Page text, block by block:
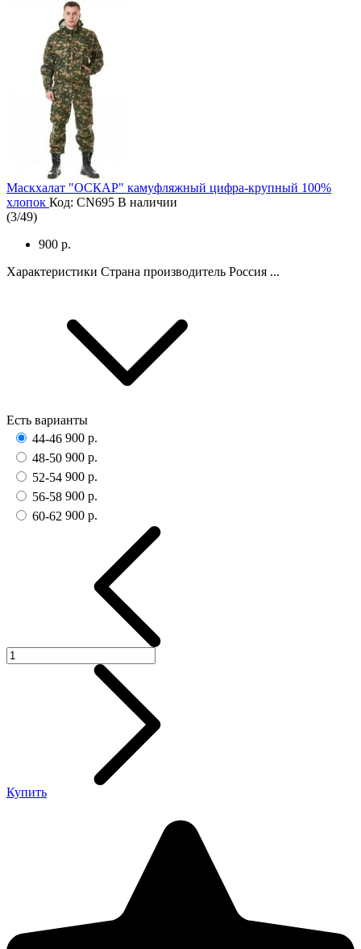
Маскхалат "ОСКАР" камуфляжный цифра-крупный 100%
хлопок Код: CN695 В наличии
(3/49)
900 р.
Характеристики Страна производитель Россия ...
Есть варианты
44-46 900 р.
48-50 900 р.
52-54 900 р.
56-58 900 р.
60-62 900 р.
Купить